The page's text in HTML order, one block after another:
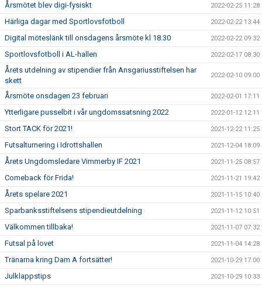
Årsmötet blev digi-fysiskt 2022-02-25 11:28
Härliga dagar med Sportlovsfotboll 2022-02-22 13:44
Digital möteslänk till onsdagens årsmöte kl 18.30 2022-02-22 09:32
Sportlovsfotboll i AL-hallen 2022-02-17 08:30
Årets utdelning av stipendier från Ansgariusstiftelsen har
skett
2022-02-10 09:00
Årsmöte onsdagen 23 februari 2022-02-01 17:11
Ytterligare pusselbit i vår ungdomssatsning 2022 2022-01-12 12:11
Stort TACK för 2021! 2021-12-22 11:25
Futsalturnering i Idrottshallen 2021-12-04 18:09
Årets Ungdomsledare Vimmerby IF 2021 2021-11-25 08:57
Comeback för Frida! 2021-11-21 19:42
Årets spelare 2021 2021-11-15 10:40
Sparbanksstiftelsens stipendieutdelning 2021-11-12 10:51
Välkommen tillbaka! 2021-11-07 07:32
Futsal på lovet 2021-11-04 14:28
Tränarna kring Dam A fortsätter! 2021-10-29 17:00
Julklappstips 2021-10-29 10:33